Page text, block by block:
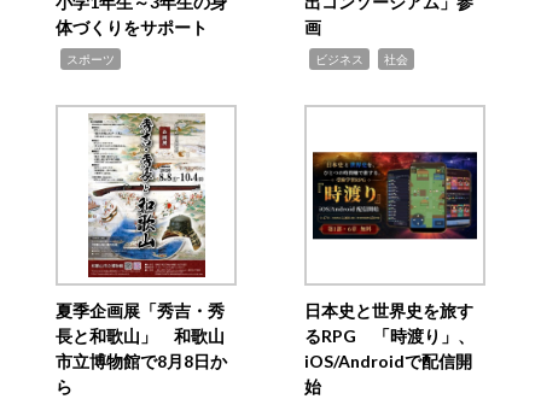
体づくりをサポート
スポーツ
画
ビジネス 社会
夏季企画展「秀吉・秀
長と和歌山」 和歌山
市立博物館で8月8日か
ら
日本史と世界史を旅す
るRPG 「時渡り」、
iOS/Androidで配信開
始